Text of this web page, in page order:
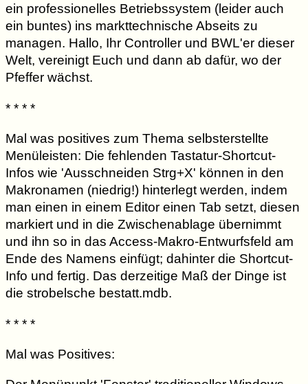
ein professionelles Betriebssystem (leider auch
ein buntes) ins markttechnische Abseits zu
managen. Hallo, Ihr Controller und BWL'er dieser
Welt, vereinigt Euch und dann ab dafür, wo der
Pfeffer wächst.
* * * *
Mal was positives zum Thema selbsterstellte
Menüleisten: Die fehlenden Tastatur-Shortcut-
Infos wie 'Ausschneiden Strg+X' können in den
Makronamen (niedrig!) hinterlegt werden, indem
man einen in einem Editor einen Tab setzt, diesen
markiert und in die Zwischenablage übernimmt
und ihn so in das Access-Makro-Entwurfsfeld am
Ende des Namens einfügt; dahinter die Shortcut-
Info und fertig. Das derzeitige Maß der Dinge ist
die strobelsche bestatt.mdb.
* * * *
Mal was Positives: